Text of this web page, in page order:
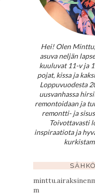
Hei! Olen
asuva neljän
kuuluvat 11-v ja
pojat, kissa ja
Loppuvuodesta
uusvanhassa
remontoidaan ja
remontti- ja
Toivottavasti
inspiraatiota ja
m